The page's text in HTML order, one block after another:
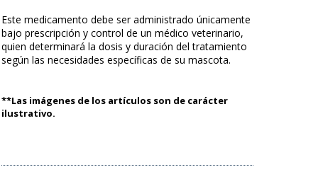
Este medicamento debe ser administrado únicamente
bajo prescripción y control de un médico veterinario,
quien determinará la dosis y duración del tratamiento
según las necesidades específicas de su mascota.
**Las imágenes de los artículos son de carácter
ilustrativo.